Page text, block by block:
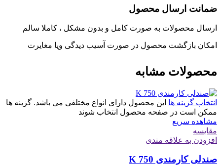
ضمانت ارسال محصول
ارسال محصولات به صورت کامل و بدون مشکل ، کاملا سالم
امکان بازگشت محصول در صورت آسیب دیدگی ویا مغایرت
محصولات مشابه
انتخاب گزینه ها این محصول دارای انواع مختلفی می باشد. گزینه ها
ممکن است در صفحه محصول انتخاب شوند
مشاهده سریع
مقایسه
افزودن به علاقه مندی
صندلی کارمندی K 750